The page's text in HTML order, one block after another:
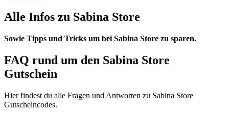
Alle Infos zu Sabina Store
Sowie Tipps und Tricks um bei Sabina Store zu sparen.
FAQ rund um den Sabina Store
Gutschein
Hier findest du alle Fragen und Antworten zu Sabina Store
Gutscheincodes.